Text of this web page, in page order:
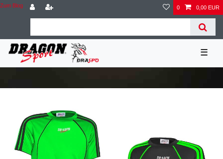
Zum Blog 0 0,00 EUR
☰